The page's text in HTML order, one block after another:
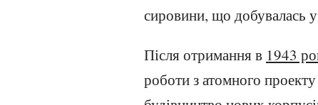
сировини, що добувалась
Після отримання в 1943
роботи з атомного